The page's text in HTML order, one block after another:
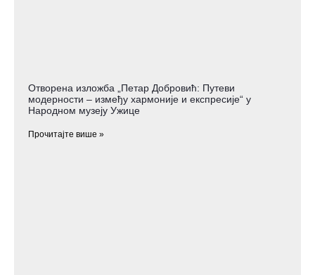
Отворена изложба „Петар Добровић: Путеви
модерности – између хармоније и експресије“ у
Народном музеју Ужице
Прочитајте више »